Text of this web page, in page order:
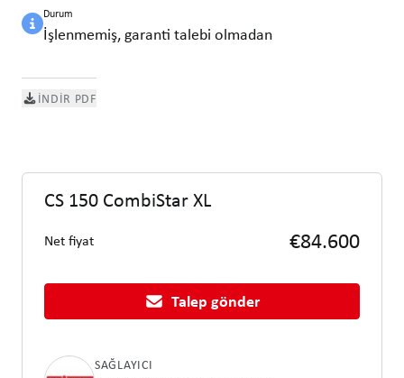
Durum
İşlenmemiş, garanti talebi olmadan
İNDIR PDF
CS 150 CombiStar XL
Net fiyat €84.600
Talep gönder
SAĞLAYICI